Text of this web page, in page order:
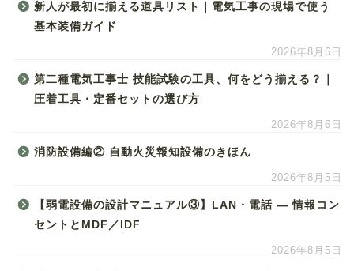
新人が最初に揃える道具リスト｜電気工事の現場で使う
基本装備ガイド
2026年8月6日
第二種電気工事士 技能試験の工具、何をどう揃える？｜
圧着工具・定番セットの選び方
2026年8月6日
消防設備編② 自動火災報知設備のきほん
2026年8月5日
【弱電設備の設計マニュアル③】LAN・電話 ― 情報コン
セントとMDF／IDF
2026年8月5日